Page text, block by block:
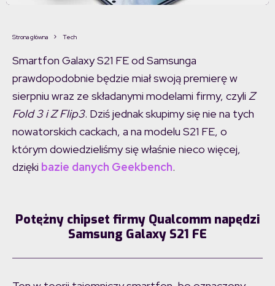
Strona główna Tech
Smartfon Galaxy S21 FE od Samsunga
prawdopodobnie będzie miał swoją premierę w
sierpniu wraz ze składanymi modelami firmy, czyli Z
Fold 3 i Z Flip3. Dziś jednak skupimy się nie na tych
nowatorskich cackach, a na modelu S21 FE, o
którym dowiedzieliśmy się właśnie nieco więcej,
dzięki bazie danych Geekbench.
Potężny chipset firmy Qualcomm napędzi
Samsung Galaxy S21 FE